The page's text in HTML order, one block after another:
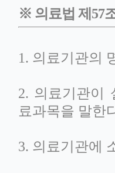
※ 의료법 제57
1. 의료기관의
2. 의료기관이
료과목을 말한
3. 의료기관에